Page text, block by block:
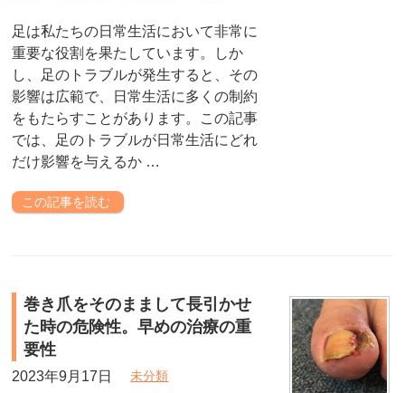
足は私たちの日常生活において非常に
重要な役割を果たしています。しか
し、足のトラブルが発生すると、その
影響は広範で、日常生活に多くの制約
をもたらすことがあります。この記事
では、足のトラブルが日常生活にどれ
だけ影響を与えるか …
この記事を読む
巻き爪をそのままして長引かせ
た時の危険性。早めの治療の重
要性
2023年9月17日 未分類